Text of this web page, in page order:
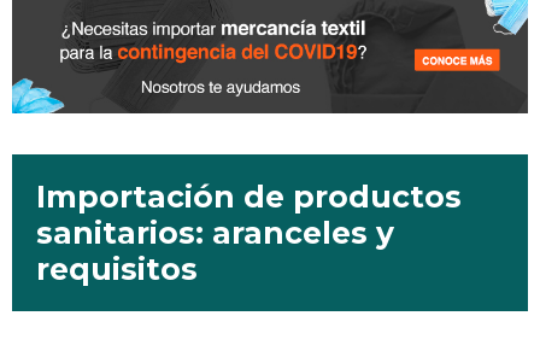
Importación de productos
sanitarios: aranceles y
requisitos